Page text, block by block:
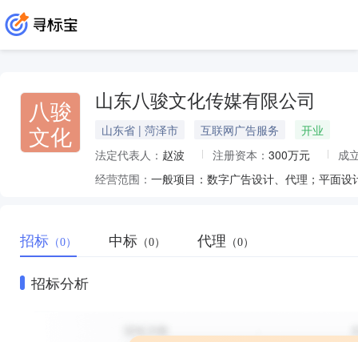
八骏
文化
山东八骏文化传媒有限公司
山东省 | 菏泽市 互联网广告服务
开业
法定代表人： 赵波 注册资本： 300万元
成
经营范围：
招标 （0） 中标 （0） 代理 （0）
招标分析